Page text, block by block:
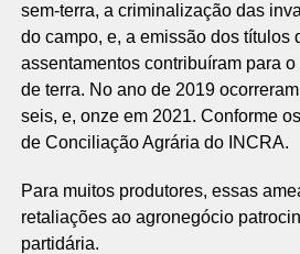
sem-terra, a criminalização das
do campo, e, a emissão dos títulos
assentamentos contribuíram para
de terra. No ano de 2019
seis, e, onze em 2021. Conforme
de Conciliação Agrária do INCRA.
Para muitos produtores, essas
retaliações ao agronegócio
partidária.